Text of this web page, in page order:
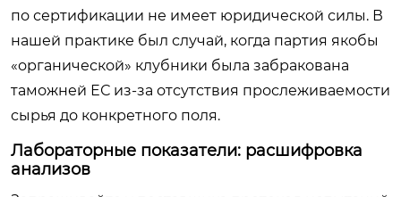
по сертификации не имеет юридической силы. В
нашей практике был случай, когда партия якобы
«органической» клубники была забракована
таможней ЕС из-за отсутствия прослеживаемости
сырья до конкретного поля.
Лабораторные показатели: расшифровка
анализов